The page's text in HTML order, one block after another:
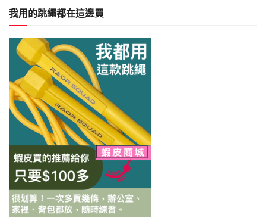
我用的跳繩都在這邊買